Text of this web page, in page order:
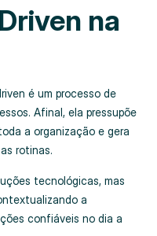
na
é um processo de
Afinal, ela pressupõe
a organização e gera
rotinas.
tecnológicas, mas
a
confiáveis no dia a